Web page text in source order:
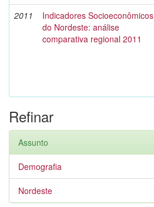
2011
Indicadores Socioeconômicos
do Nordeste: análise
comparativa regional 2011
Refinar
Assunto
Demografia
Nordeste